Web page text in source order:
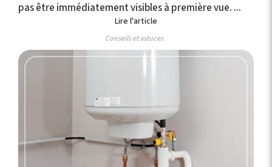
pas être immédiatement visibles à première vue. ...
Lire l'article
Conseils et astuces